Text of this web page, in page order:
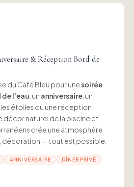
& Réception Bord de
du Café Bleu pour une soirée
de l'eau , un anniversaire , un
les étoiles ou une réception
décor naturel de la piscine et
crée une atmosphère
décoration — tout est possible.
ANNIVERSAIRE
DÎNER PRIVÉ